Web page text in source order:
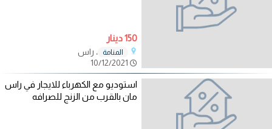
150 دينار
المنامة
، راس
استوديو مع الكهرباء للايجار في راس
مان بالقرب من الزنج للصرافه